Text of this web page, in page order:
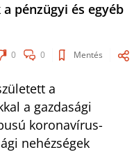
pénzügyi és egyéb
0 0 Mentés
a
a gazdasági
koronavírus-
nehézségek